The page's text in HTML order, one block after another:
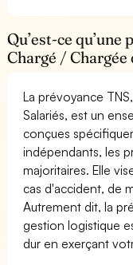
Qu’est-ce
Chargé / Chargée
La prévoyance
Salariés, est un
conçues
indépendants, les
majoritaires. Elle
cas d'accident, de
Autrement dit, la
gestion logistique
dur en exerçant